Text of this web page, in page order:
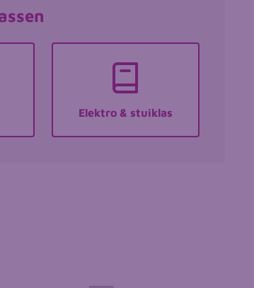
Elektro & stuiklas